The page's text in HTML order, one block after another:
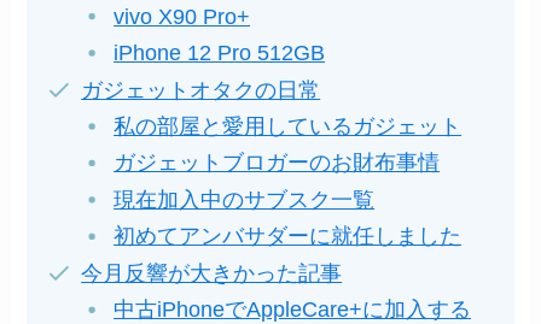
vivo X90 Pro+
iPhone 12 Pro 512GB
ガジェットオタクの日常
私の部屋と愛用しているガジェット
ガジェットブロガーのお財布事情
現在加入中のサブスク一覧
初めてアンバサダーに就任しました
今月反響が大きかった記事
中古iPhoneでAppleCare+に加入する